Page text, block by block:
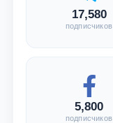
17,580
подписчиков
5,800
подписчиков